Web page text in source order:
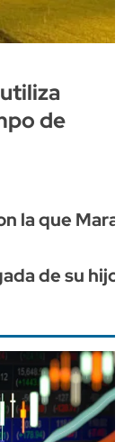
de
la que
de su